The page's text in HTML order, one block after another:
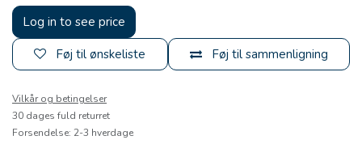
Log in to see price
Føj til sammenligning
Føj til ønskeliste
Vilkår og betingelser
30 dages fuld returret
Forsendelse: 2-3 hverdage